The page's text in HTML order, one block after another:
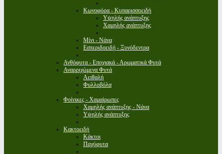
Κωνοφόρα - Κυπαρισσοειδή
Υψηλής ανάπτυξης
Χαμηλής ανάπτυξης
Μίνι - Νάνα
Εσπεριδοειδή - Ξυνόδεντρα
Ανθόφυτα - Εποχιακά - Αρωματικά Φυτά
Αναρριχώμενα Φυτά
Αειθαλή
Φυλλοβόλα
Φοίνικες - Χαμαίρωπες
Χαμηλής ανάπτυξης - Νάνα
Υψηλής ανάπτυξης
Κακτοειδή
Κάκτοι
Παχύφυτα